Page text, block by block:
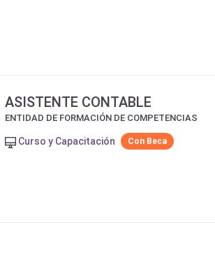
ASISTENTE CONTABLE
ENTIDAD DE FORMACIÓN DE COMPETENCIAS
Curso y Capacitación Con Beca